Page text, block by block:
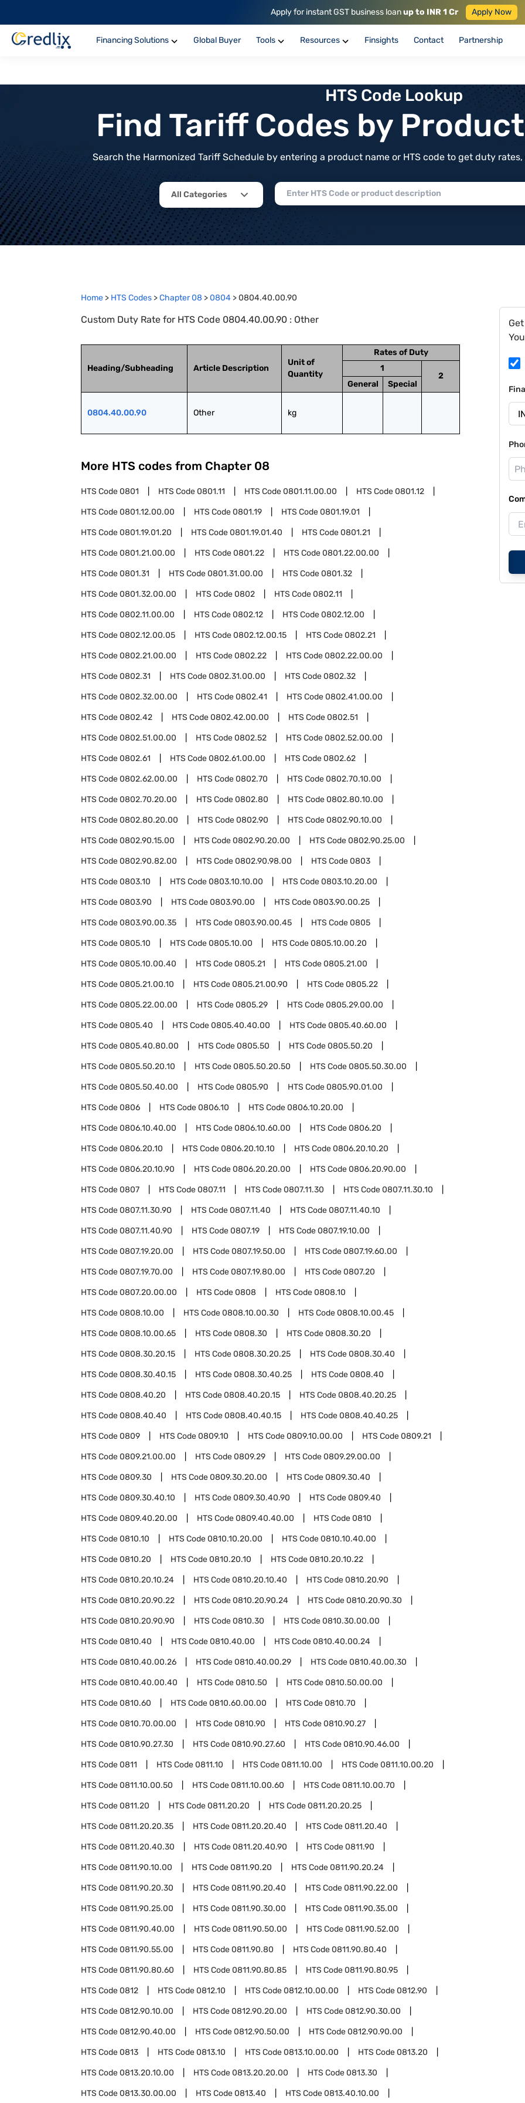
Apply for instant GST business loanup to INR 1 Cr Apply Now
Financing Solutions Global Buyer Tools Resources Finsights Contact Partnership
HTS Code Lookup
Find Tariff Codes by
Search the Harmonized Tariff Schedule by entering a product name or HTS code to get duty
All Categories
Home > HTS Codes >Chapter08 >0804 >0804.40.00.90
Custom Duty Rate for HTS Code 0804.40.00.90 : Other
Heading/Subheading Article Description
Unit of
Quantity
Rates of Duty
1
2
General
Special
0804.40.00.90 Other kg
More HTS codes from Chapter 08
HTS Code0801 HTS Code0801.11 HTS Code0801.11.00.00 HTS Code0801.12
HTS Code0801.12.00.00 HTS Code0801.19 HTS Code0801.19.01
HTS Code0801.19.01.20 HTS Code0801.19.01.40 HTS Code0801.21
HTS Code0801.21.00.00 HTS Code0801.22 HTS Code0801.22.00.00
HTS Code0801.31 HTS Code0801.31.00.00 HTS Code0801.32
HTS Code0801.32.00.00 HTS Code0802 HTS Code0802.11
HTS Code0802.11.00.00 HTS Code0802.12 HTS Code0802.12.00
HTS Code0802.12.00.05 HTS Code0802.12.00.15 HTS Code0802.21
HTS Code0802.21.00.00 HTS Code0802.22 HTS Code0802.22.00.00
HTS Code0802.31 HTS Code0802.31.00.00 HTS Code0802.32
HTS Code0802.32.00.00 HTS Code0802.41 HTS Code0802.41.00.00
HTS Code0802.42 HTS Code0802.42.00.00 HTS Code0802.51
HTS Code0802.51.00.00 HTS Code0802.52 HTS Code0802.52.00.00
HTS Code0802.61 HTS Code0802.61.00.00 HTS Code0802.62
HTS Code0802.62.00.00 HTS Code0802.70 HTS Code0802.70.10.00
HTS Code0802.70.20.00 HTS Code0802.80 HTS Code0802.80.10.00
HTS Code0802.80.20.00 HTS Code0802.90 HTS Code0802.90.10.00
HTS Code0802.90.15.00 HTS Code0802.90.20.00 HTS Code0802.90.25.00
HTS Code0802.90.82.00 HTS Code0802.90.98.00 HTS Code0803
HTS Code0803.10 HTS Code0803.10.10.00 HTS Code0803.10.20.00
HTS Code0803.90 HTS Code0803.90.00 HTS Code0803.90.00.25
HTS Code0803.90.00.35 HTS Code0803.90.00.45 HTS Code0805
HTS Code0805.10 HTS Code0805.10.00 HTS Code0805.10.00.20
HTS Code0805.10.00.40 HTS Code0805.21 HTS Code0805.21.00
HTS Code0805.21.00.10 HTS Code0805.21.00.90 HTS Code0805.22
HTS Code0805.22.00.00 HTS Code0805.29 HTS Code0805.29.00.00
HTS Code0805.40 HTS Code0805.40.40.00 HTS Code0805.40.60.00
HTS Code0805.40.80.00 HTS Code0805.50 HTS Code0805.50.20
HTS Code0805.50.20.10 HTS Code0805.50.20.50 HTS Code0805.50.30.00
HTS Code0805.50.40.00 HTS Code0805.90 HTS Code0805.90.01.00
HTS Code0806 HTS Code0806.10 HTS Code0806.10.20.00
HTS Code0806.10.40.00 HTS Code0806.10.60.00 HTS Code0806.20
HTS Code0806.20.10 HTS Code0806.20.10.10 HTS Code0806.20.10.20
HTS Code0806.20.10.90 HTS Code0806.20.20.00 HTS Code0806.20.90.00
HTS Code0807 HTS Code0807.11 HTS Code0807.11.30 HTS Code0807.11.30.10
HTS Code0807.11.30.90 HTS Code0807.11.40 HTS Code0807.11.40.10
HTS Code0807.11.40.90 HTS Code0807.19 HTS Code0807.19.10.00
HTS Code0807.19.20.00 HTS Code0807.19.50.00 HTS Code0807.19.60.00
HTS Code0807.19.70.00 HTS Code0807.19.80.00 HTS Code0807.20
HTS Code0807.20.00.00 HTS Code0808 HTS Code0808.10
HTS Code0808.10.00 HTS Code0808.10.00.30 HTS Code0808.10.00.45
HTS Code0808.10.00.65 HTS Code0808.30 HTS Code0808.30.20
HTS Code0808.30.20.15 HTS Code0808.30.20.25 HTS Code0808.30.40
HTS Code0808.30.40.15 HTS Code0808.30.40.25 HTS Code0808.40
HTS Code0808.40.20 HTS Code0808.40.20.15 HTS Code0808.40.20.25
HTS Code0808.40.40 HTS Code0808.40.40.15 HTS Code0808.40.40.25
HTS Code0809 HTS Code0809.10 HTS Code0809.10.00.00 HTS Code0809.21
HTS Code0809.21.00.00 HTS Code0809.29 HTS Code0809.29.00.00
HTS Code0809.30 HTS Code0809.30.20.00 HTS Code0809.30.40
HTS Code0809.30.40.10 HTS Code0809.30.40.90 HTS Code0809.40
HTS Code0809.40.20.00 HTS Code0809.40.40.00 HTS Code0810
HTS Code0810.10 HTS Code0810.10.20.00 HTS Code0810.10.40.00
HTS Code0810.20 HTS Code0810.20.10 HTS Code0810.20.10.22
HTS Code0810.20.10.24 HTS Code0810.20.10.40 HTS Code0810.20.90
HTS Code0810.20.90.22 HTS Code0810.20.90.24 HTS Code0810.20.90.30
HTS Code0810.20.90.90 HTS Code0810.30 HTS Code0810.30.00.00
HTS Code0810.40 HTS Code0810.40.00 HTS Code0810.40.00.24
HTS Code0810.40.00.26 HTS Code0810.40.00.29 HTS Code0810.40.00.30
HTS Code0810.40.00.40 HTS Code0810.50 HTS Code0810.50.00.00
HTS Code0810.60 HTS Code0810.60.00.00 HTS Code0810.70
HTS Code0810.70.00.00 HTS Code0810.90 HTS Code0810.90.27
HTS Code0810.90.27.30 HTS Code0810.90.27.60 HTS Code0810.90.46.00
HTS Code0811 HTS Code0811.10 HTS Code0811.10.00 HTS Code0811.10.00.20
HTS Code0811.10.00.50 HTS Code0811.10.00.60 HTS Code0811.10.00.70
HTS Code0811.20 HTS Code0811.20.20 HTS Code0811.20.20.25
HTS Code0811.20.20.35 HTS Code0811.20.20.40 HTS Code0811.20.40
HTS Code0811.20.40.30 HTS Code0811.20.40.90 HTS Code0811.90
HTS Code0811.90.10.00 HTS Code0811.90.20 HTS Code0811.90.20.24
HTS Code0811.90.20.30 HTS Code0811.90.20.40 HTS Code0811.90.22.00
HTS Code0811.90.25.00 HTS Code0811.90.30.00 HTS Code0811.90.35.00
HTS Code0811.90.40.00 HTS Code0811.90.50.00 HTS Code0811.90.52.00
HTS Code0811.90.55.00 HTS Code0811.90.80 HTS Code0811.90.80.40
HTS Code0811.90.80.60 HTS Code0811.90.80.85 HTS Code0811.90.80.95
HTS Code0812 HTS Code0812.10 HTS Code0812.10.00.00 HTS Code0812.90
HTS Code0812.90.10.00 HTS Code0812.90.20.00 HTS Code0812.90.30.00
HTS Code0812.90.40.00 HTS Code0812.90.50.00 HTS Code0812.90.90.00
HTS Code0813 HTS Code0813.10 HTS Code0813.10.00.00 HTS Code0813.20
HTS Code0813.20.10.00 HTS Code0813.20.20.00 HTS Code0813.30
HTS Code0813.30.00.00 HTS Code0813.40 HTS Code0813.40.10.00